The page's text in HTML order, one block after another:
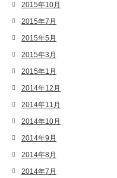
2015年10月
2015年7月
2015年5月
2015年3月
2015年1月
2014年12月
2014年11月
2014年10月
2014年9月
2014年8月
2014年7月